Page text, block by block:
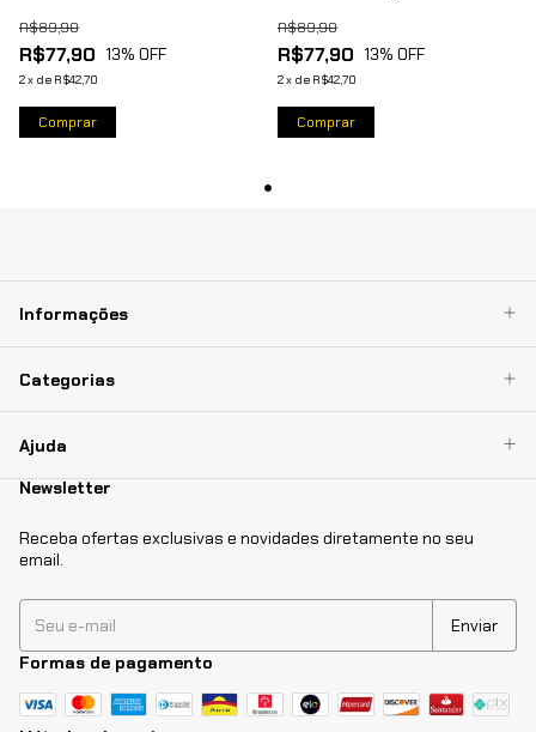
R$77,90
R$89,90
13% OFF
2x de R$42,70
Comprar
R$77,90
R$89,90
13% OFF
2x de R$42,70
Comprar
Informações
Categorias
Ajuda
Newsletter
Receba ofertas exclusivas e novidades diretamente no seu
email.
Formas de pagamento